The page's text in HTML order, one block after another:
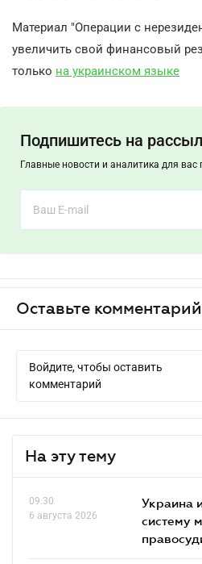
Материал "Операции с
увеличить свой финансовый
только на украинском языке
Подпишитесь на
Главные новости и аналитика для вас
Оставьте комментарий
Войдите, чтобы оставить
комментарий
На эту тему
09.30
6 августа 2026
Украина
систему